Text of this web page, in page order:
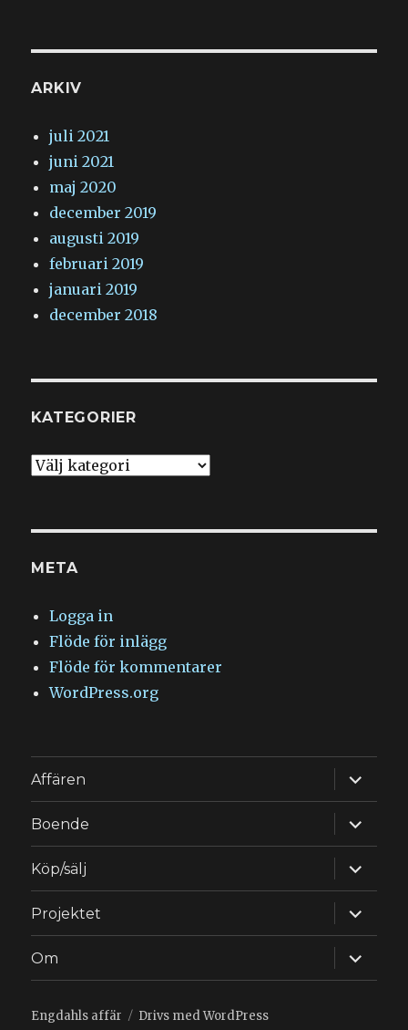
ARKIV
juli 2021
juni 2021
maj 2020
december 2019
augusti 2019
februari 2019
januari 2019
december 2018
KATEGORIER
Kategorier
META
Logga in
Flöde för inlägg
Flöde för kommentarer
WordPress.org
Affären
Boende
Köp/sälj
Projektet
Om
Engdahls affär Drivs med WordPress